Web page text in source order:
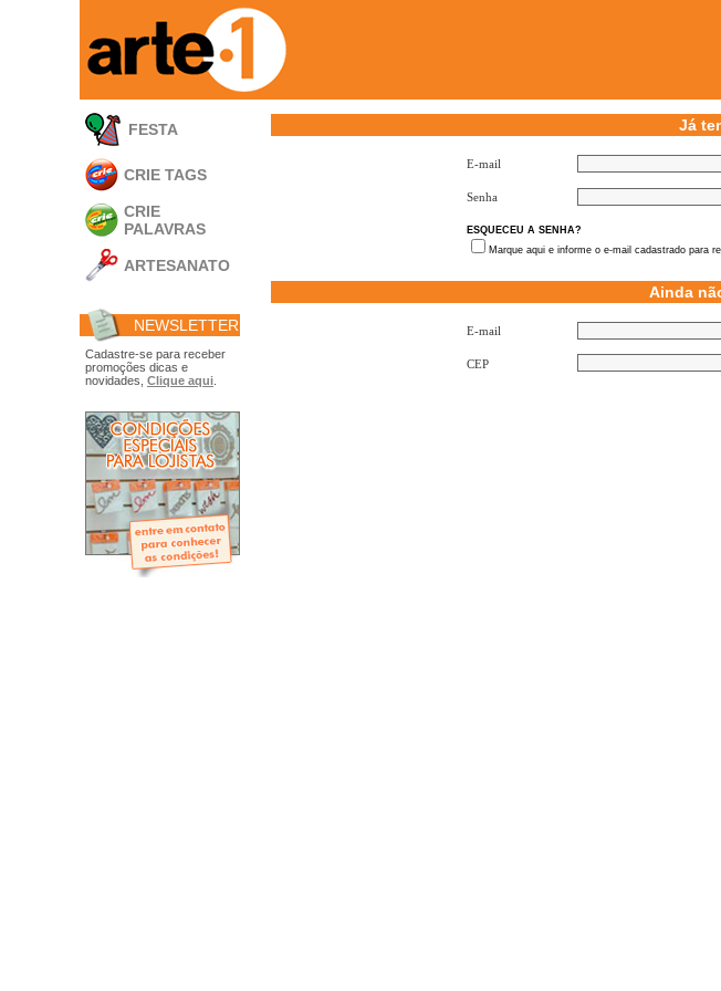
FESTA
CRIE TAGS
CRIE
PALAVRAS
ARTESANATO
Acrílico
Porta Retratos
Ferramentas
- Carimbões
- Embalagens
- Máscaras
- Espátulas
- Diversos
Álbuns
- Mini-Álbuns
- Páginas Mini
- Páginas Scrap
- Argolas
NEWSLETTER
Cadastre-se para receber
promoções dicas e
novidades, Clique aqui
Já
E-mail
Senha
ESQUECEU A SENHA?
Marque aqui e informe o e-mail cadastrado para
Ainda
E-mail
CEP